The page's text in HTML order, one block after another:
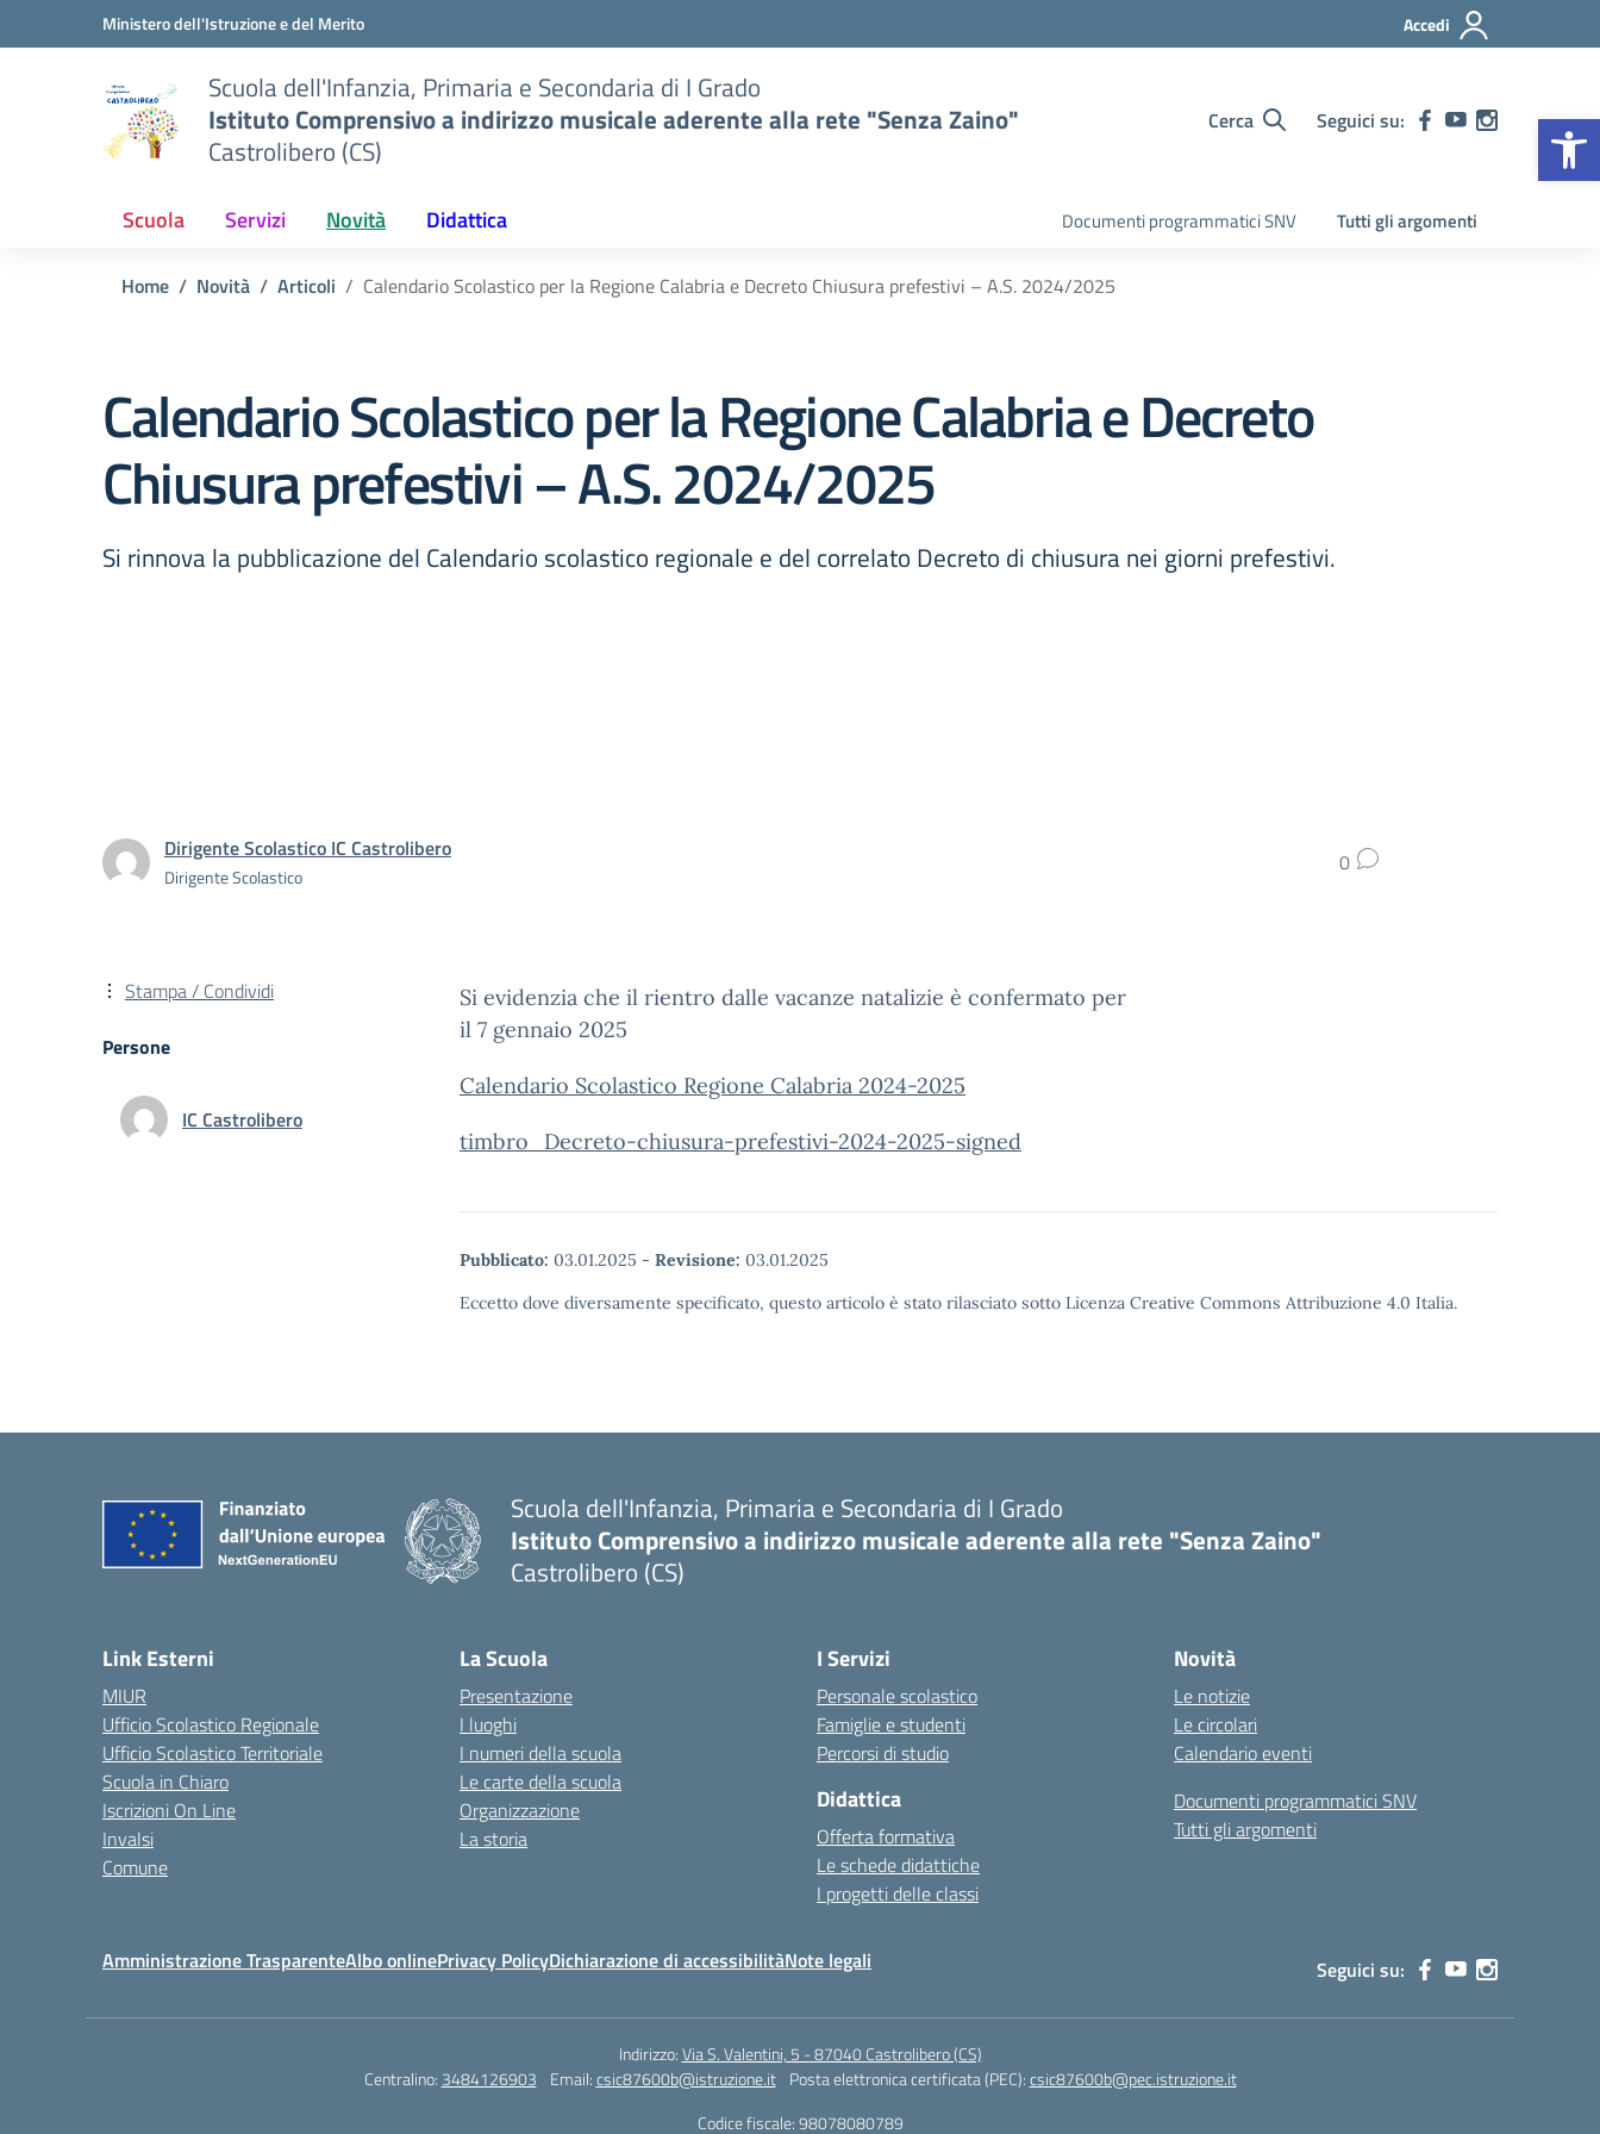
Vai ai contenuti
Vai al menu di navigazioneMinistero dell'Istruzione e del Merito Accedi
Scuola dell'Infanzia, Primaria e Secondaria di I Grado
Istituto Comprensivo a indirizzo musicale aderente alla rete "Senza Zaino"
Castrolibero (CS)
Cerca Seguici su:
Scuola Servizi Novità Didattica Documenti programmatici SNV Tutti gli argomenti
Home Novità Articoli Calendario Scolastico per la Regione Calabria e Decreto Chiusura prefestivi – A.S. 2024/2025
Calendario Scolastico per la Regione Calabria e Decreto
Chiusura prefestivi – A.S. 2024/2025
Si rinnova la pubblicazione del Calendario scolastico regionale e del correlato Decreto di chiusura nei giorni prefestivi.
Dirigente Scolastico IC Castrolibero
Dirigente Scolastico 0
Si evidenzia che il rientro dalle vacanze natalizie è confermato per
il 7 gennaio 2025
Calendario Scolastico Regione Calabria 2024-2025
timbro_Decreto-chiusura-prefestivi-2024-2025-signed
Pubblicato: 03.01.2025 - Revisione: 03.01.2025
Eccetto dove diversamente specificato, questo articolo è stato rilasciato sotto Licenza Creative Commons Attribuzione 4.0 Italia.
Stampa / Condividi
Persone
IC Castrolibero
Scuola dell'Infanzia, Primaria e Secondaria di I Grado
Istituto Comprensivo a indirizzo musicale aderente alla rete "Senza Zaino"
Castrolibero (CS)
Link Esterni
MIUR
Ufficio Scolastico Regionale
Ufficio Scolastico Territoriale
Scuola in Chiaro
Iscrizioni On Line
Invalsi
Comune
La Scuola
Presentazione
I luoghi
I numeri della scuola
Le carte della scuola
Organizzazione
La storia
I Servizi
Personale scolastico
Famiglie e studenti
Percorsi di studio
Didattica
Offerta formativa
Le schede didattiche
I progetti delle classi
Novità
Le notizie
Le circolari
Calendario eventi
Documenti programmatici SNV
Tutti gli argomenti
Amministrazione TrasparenteAlbo onlinePrivacy PolicyDichiarazione di accessibilitàNote legali Seguici su:
Indirizzo:Via S. Valentini, 5 - 87040 Castrolibero (CS)
Centralino: 3484126903 Email:csic87600b@istruzione.it Posta elettronica certificata (PEC):csic87600b@pec.istruzione.it
Codice fiscale: 98078080789